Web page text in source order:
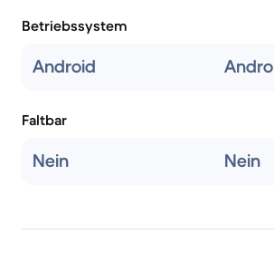
Betriebssystem
Android
Faltbar
Nein Nein